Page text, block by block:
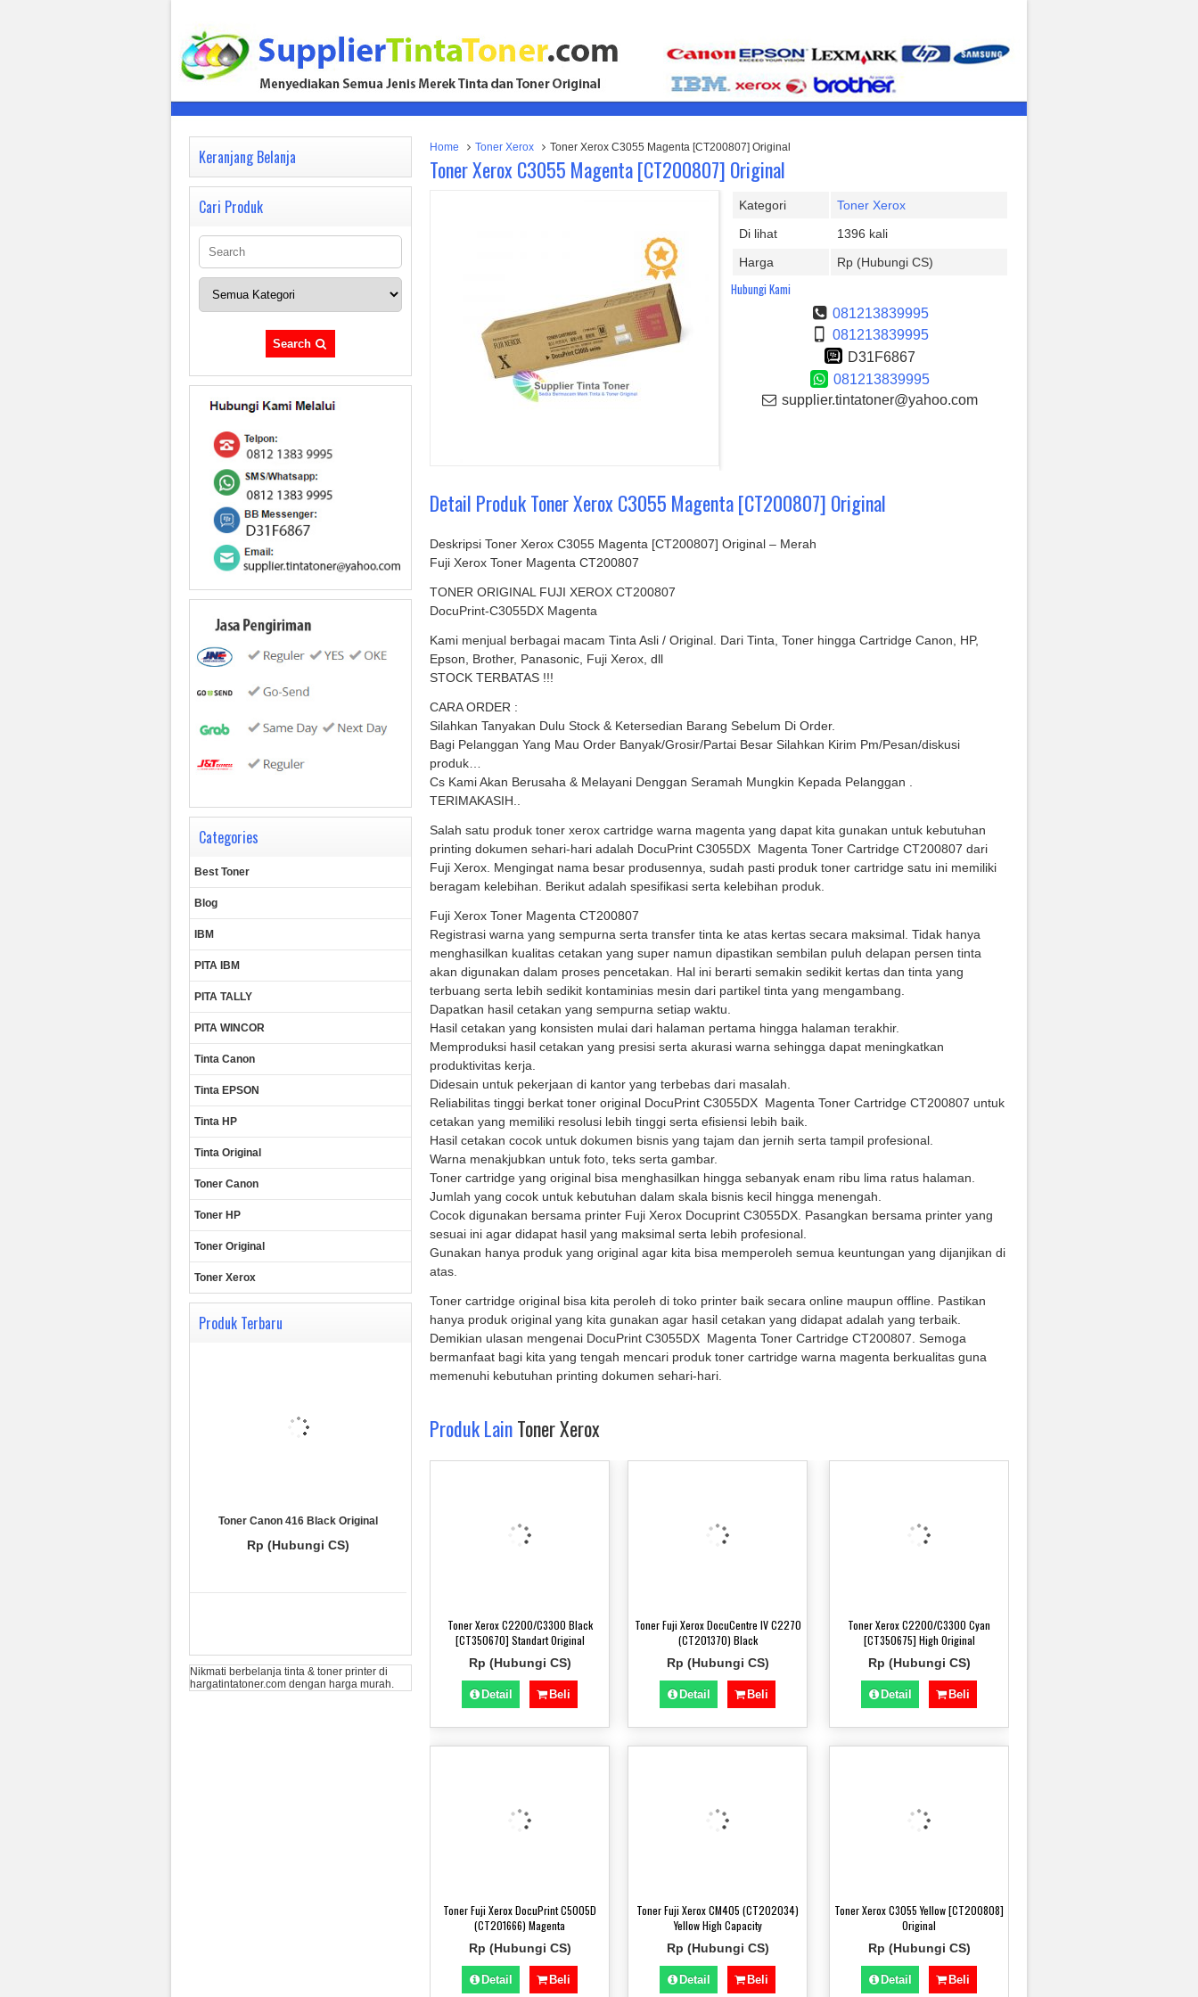
Home Toner Xerox Toner Xerox C3055 Magenta [CT200807] Original
Toner Xerox C3055 Magenta [CT200807] Original
Kategori
Toner Xerox
Di lihat
1396 kali
Harga
Rp (Hubungi CS)
Hubungi Kami
081213839995
081213839995
D31F6867
081213839995
supplier.tintatoner@yahoo.com
Detail Produk Toner Xerox C3055 Magenta [CT200807] Original
Deskripsi Toner Xerox C3055 Magenta [CT200807] Original – Merah
Fuji Xerox Toner Magenta CT200807
TONER ORIGINAL FUJI XEROX CT200807
DocuPrint-C3055DX Magenta
Kami menjual berbagai macam Tinta Asli / Original. Dari Tinta, Toner hingga Cartridge Canon, HP,
Epson, Brother, Panasonic, Fuji Xerox, dll
STOCK TERBATAS !!!
CARA ORDER :
Silahkan Tanyakan Dulu Stock & Ketersedian Barang Sebelum Di Order.
Bagi Pelanggan Yang Mau Order Banyak/Grosir/Partai Besar Silahkan Kirim Pm/Pesan/diskusi
produk…
Cs Kami Akan Berusaha & Melayani Denggan Seramah Mungkin Kepada Pelanggan .
TERIMAKASIH..
Salah satu produk toner xerox cartridge warna magenta yang dapat kita gunakan untuk kebutuhan
printing dokumen sehari-hari adalah DocuPrint C3055DX  Magenta Toner Cartridge CT200807 dari
Fuji Xerox. Mengingat nama besar produsennya, sudah pasti produk toner cartridge satu ini memiliki
beragam kelebihan. Berikut adalah spesifikasi serta kelebihan produk.
Fuji Xerox Toner Magenta CT200807
Registrasi warna yang sempurna serta transfer tinta ke atas kertas secara maksimal. Tidak hanya
menghasilkan kualitas cetakan yang super namun dipastikan sembilan puluh delapan persen tinta
akan digunakan dalam proses pencetakan. Hal ini berarti semakin sedikit kertas dan tinta yang
terbuang serta lebih sedikit kontaminias mesin dari partikel tinta yang mengambang.
Dapatkan hasil cetakan yang sempurna setiap waktu.
Hasil cetakan yang konsisten mulai dari halaman pertama hingga halaman terakhir.
Memproduksi hasil cetakan yang presisi serta akurasi warna sehingga dapat meningkatkan
produktivitas kerja.
Didesain untuk pekerjaan di kantor yang terbebas dari masalah.
Reliabilitas tinggi berkat toner original DocuPrint C3055DX  Magenta Toner Cartridge CT200807 untuk
cetakan yang memiliki resolusi lebih tinggi serta efisiensi lebih baik.
Hasil cetakan cocok untuk dokumen bisnis yang tajam dan jernih serta tampil profesional.
Warna menakjubkan untuk foto, teks serta gambar.
Toner cartridge yang original bisa menghasilkan hingga sebanyak enam ribu lima ratus halaman.
Jumlah yang cocok untuk kebutuhan dalam skala bisnis kecil hingga menengah.
Cocok digunakan bersama printer Fuji Xerox Docuprint C3055DX. Pasangkan bersama printer yang
sesuai ini agar didapat hasil yang maksimal serta lebih profesional.
Gunakan hanya produk yang original agar kita bisa memperoleh semua keuntungan yang dijanjikan di
atas.
Toner cartridge original bisa kita peroleh di toko printer baik secara online maupun offline. Pastikan
hanya produk original yang kita gunakan agar hasil cetakan yang didapat adalah yang terbaik.
Demikian ulasan mengenai DocuPrint C3055DX  Magenta Toner Cartridge CT200807. Semoga
bermanfaat bagi kita yang tengah mencari produk toner cartridge warna magenta berkualitas guna
memenuhi kebutuhan printing dokumen sehari-hari.
Produk LainToner Xerox
Toner Xerox C2200/C3300 Black
[CT350670] Standart Original
Rp (Hubungi CS)
Detail Beli
Toner Fuji Xerox DocuCentre IV C2270
(CT201370) Black
Rp (Hubungi CS)
Detail Beli
Toner Xerox C2200/C3300 Cyan
[CT350675] High Original
Rp (Hubungi CS)
Detail Beli
Toner Fuji Xerox DocuPrint C5005D
(CT201666) Magenta
Rp (Hubungi CS)
Detail Beli
Toner Fuji Xerox CM405 (CT202034)
Yellow High Capacity
Rp (Hubungi CS)
Detail Beli
Toner Xerox C3055 Yellow [CT200808]
Original
Rp (Hubungi CS)
Detail Beli
Keranjang Belanja
Cari Produk
Search
Categories
Best Toner
Blog
IBM
PITA IBM
PITA TALLY
PITA WINCOR
Tinta Canon
Tinta EPSON
Tinta HP
Tinta Original
Toner Canon
Toner HP
Toner Original
Toner Xerox
Produk Terbaru
Toner Canon 416 Black Original
Rp (Hubungi CS)
Nikmati berbelanja tinta & toner printer di
hargatintatoner.com dengan harga murah.